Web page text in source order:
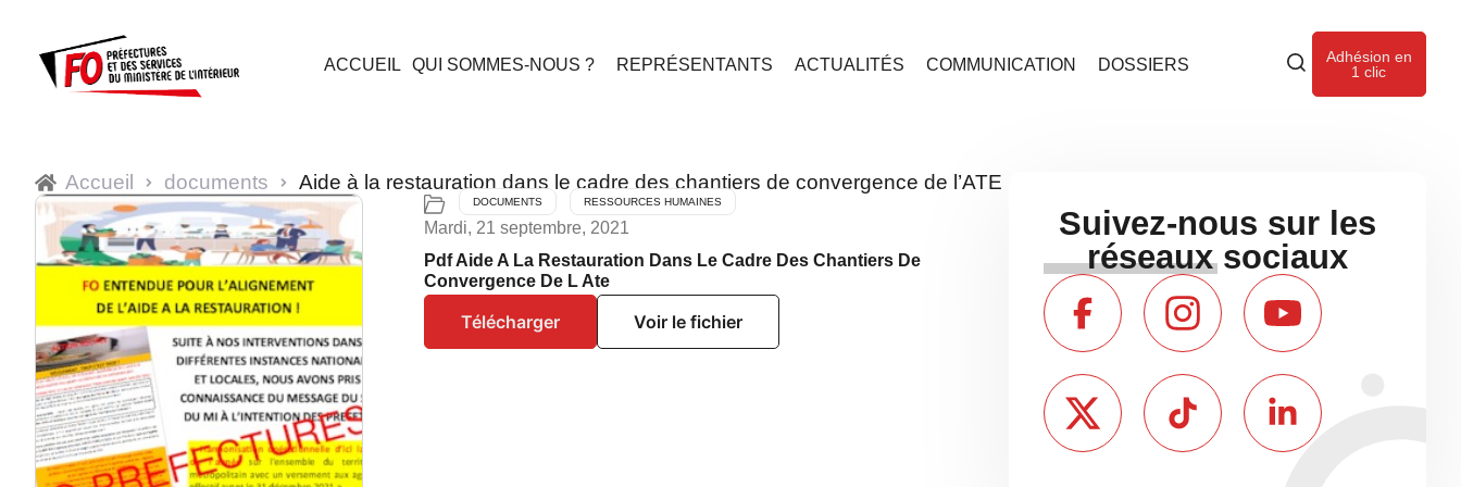
ACCUEIL QUI SOMMES-NOUS ? REPRÉSENTANTS ACTUALITÉS COMMUNICATION DOSSIERS
Adhésion en
1 clic
Accueil documents Aide à la restauration dans le cadre des chantiers de convergence de l’ATE
DOCUMENTS RESSOURCES HUMAINES
Mardi, 21 septembre, 2021
Pdf Aide A La Restauration Dans Le Cadre Des Chantiers De
Convergence De L Ate
Télécharger Voir le fichier
Suivez-nous sur les
réseaux sociaux